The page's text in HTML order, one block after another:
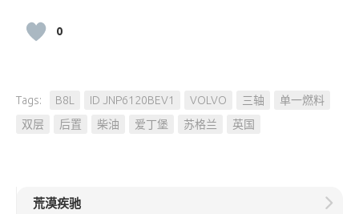
0
Tags: B8L ID JNP6120BEV1 VOLVO 三轴
单一燃料
双层
后置 柴油 爱丁堡 苏格兰 英国
荒漠疾驰